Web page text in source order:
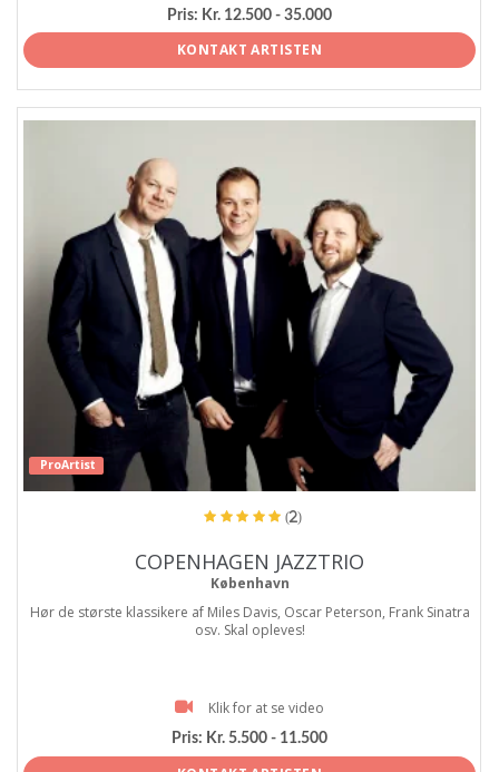
Pris: Kr. 12.500 - 35.000
KONTAKT ARTISTEN
ProArtist
(2)
COPENHAGEN JAZZTRIO
København
Hør de største klassikere af Miles Davis, Oscar Peterson, Frank Sinatra
osv. Skal opleves!
Klik for at se video
Pris: Kr. 5.500 - 11.500